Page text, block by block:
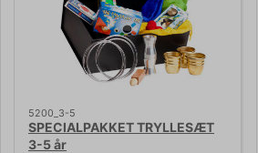
5200_3-5
SPECIALPAKKET TRYLLESÆT
3-5 år